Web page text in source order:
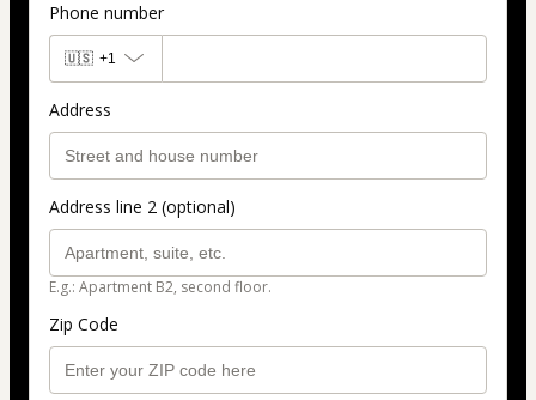
Phone number
🇺🇸 +1
Address
Address line 2 (optional)
E.g.: Apartment B2, second floor.
Zip Code